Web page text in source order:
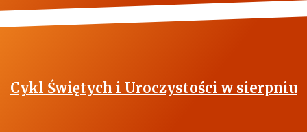
Cykl Świętych i Uroczystości w sierpniu